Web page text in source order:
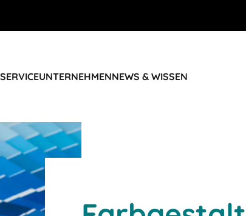
UNTERNEHMENNEWS & WISSEN